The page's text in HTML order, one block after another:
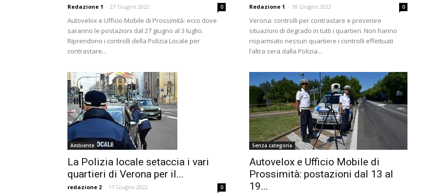
Redazione 1 - 27 Giugno 2022 0
Autovelox e Ufficio Mobile di Prossimità: ecco dove
saranno le postazioni dal 27 giugno al 3 luglio.
Riprendono i controlli della Polizia Locale per
contrastare...
Redazione 1 - 18 Giugno 2022 0
Verona: controlli per contrastare e prevenire
situazioni di degrado in tutti i quartieri. Non hanno
risparmiato nessun quartiere i controlli effettuati
l’altra sera dalla Polizia...
Ambiente
La Polizia locale setaccia i vari
quartieri di Verona per il...
redazione 2 - 17 Giugno 2022 0
Senza categoria
Autovelox e Ufficio Mobile di
Prossimità: postazioni dal 13 al
19...